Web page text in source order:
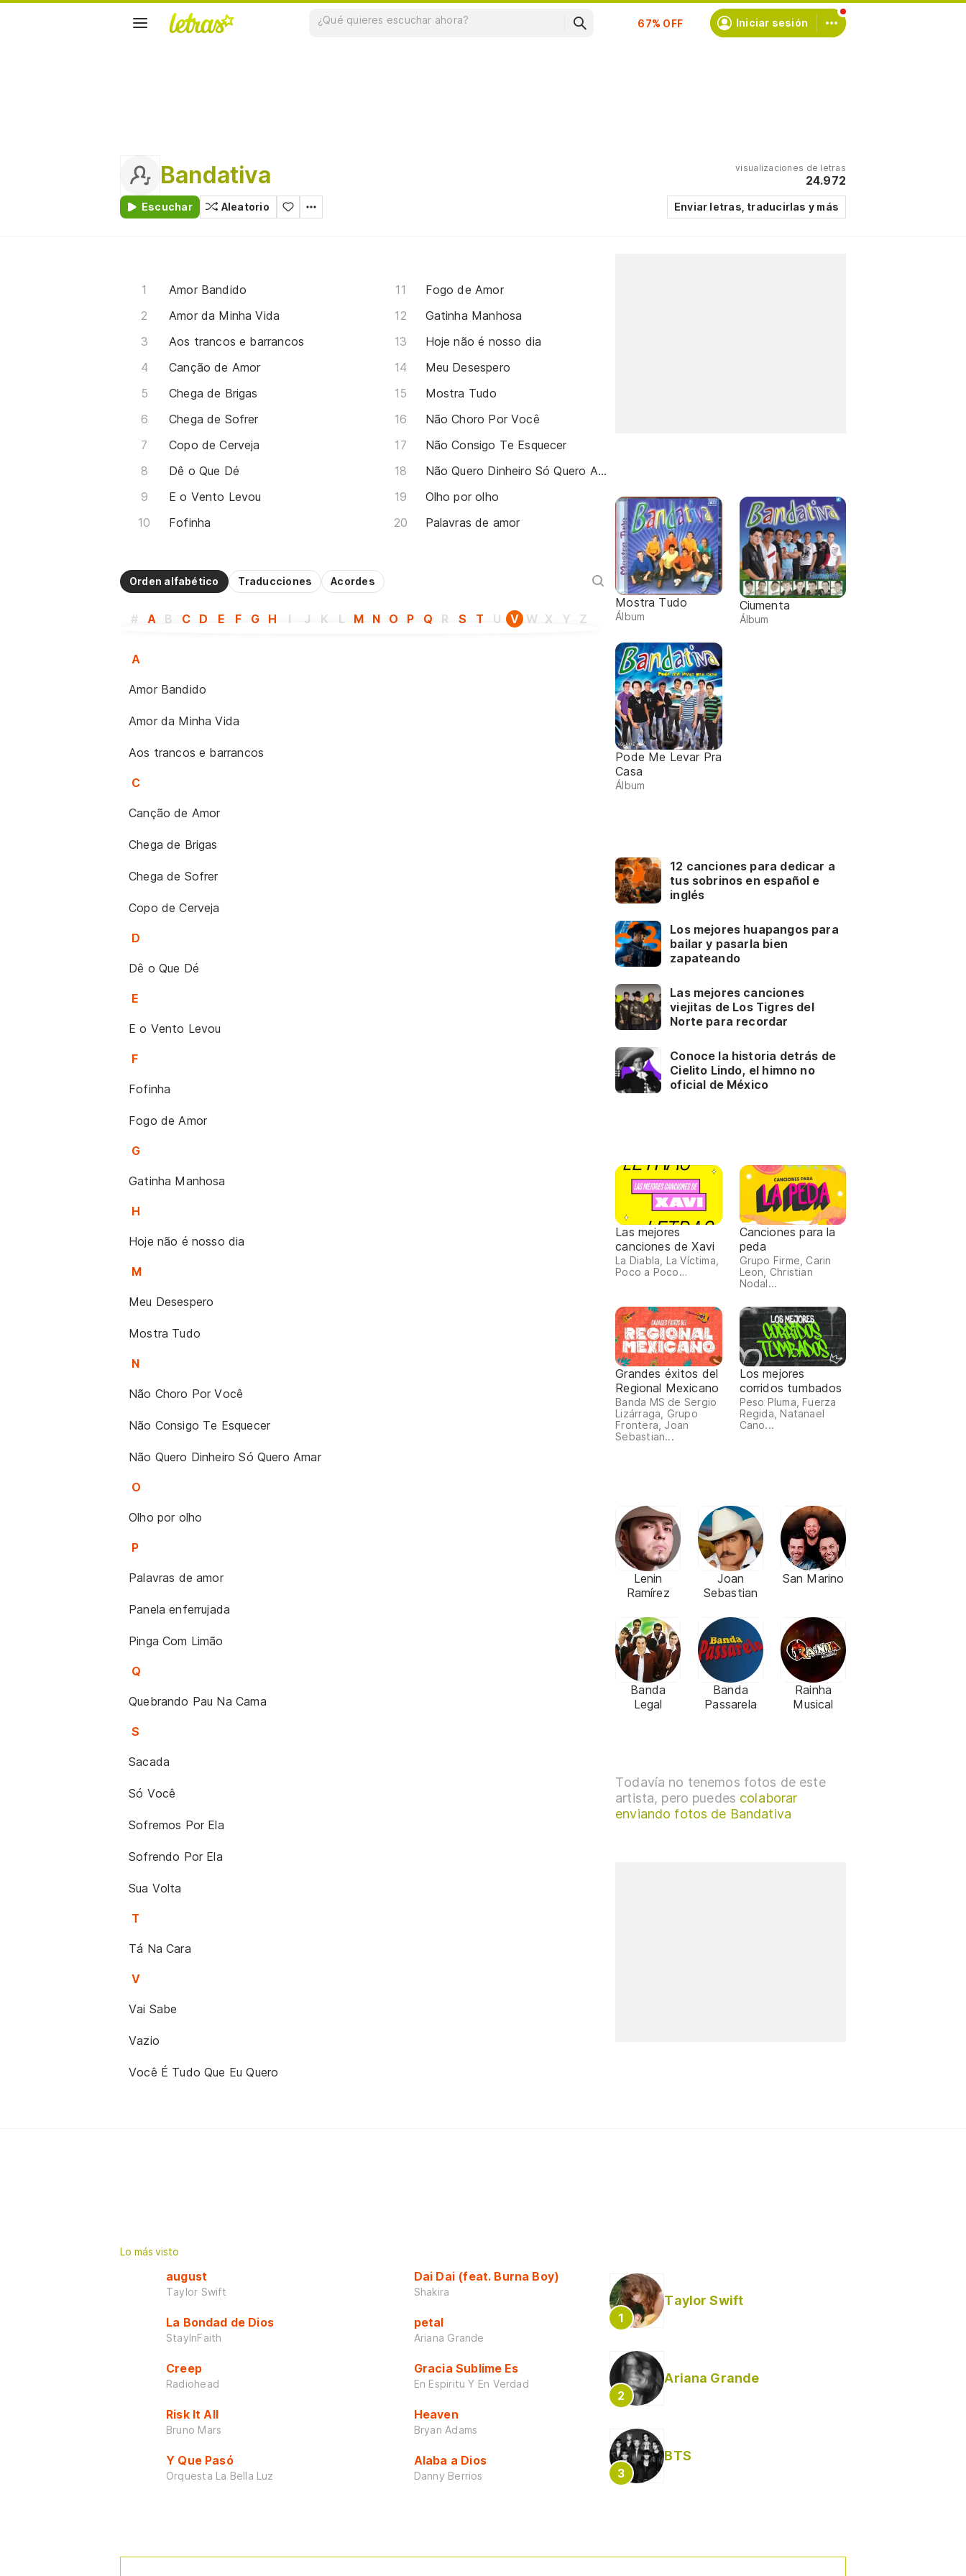
Suscríbete Iniciar sesión
Bandativa
Escuchar Aleatorio
visualizaciones de letras
24.972
Enviar letras, traducirlas y más
Amor Bandido
Amor da Minha Vida
Aos trancos e barrancos
Canção de Amor
Chega de Brigas
Chega de Sofrer
Copo de Cerveja
Dê o Que Dé
E o Vento Levou
Fofinha
Fogo de Amor
Gatinha Manhosa
Hoje não é nosso dia
Meu Desespero
Mostra Tudo
Não Choro Por Você
Não Consigo Te Esquecer
Não Quero Dinheiro Só Quero Amar
Olho por olho
Palavras de amor
Orden alfabético Traducciones Acordes
# A B C D E F G H I J K L M N O P Q R S T U V W X Y Z
A
Amor Bandido
Amor da Minha Vida
Aos trancos e barrancos
C
Canção de Amor
Chega de Brigas
Chega de Sofrer
Copo de Cerveja
D
Dê o Que Dé
E
E o Vento Levou
F
Fofinha
Fogo de Amor
G
Gatinha Manhosa
H
Hoje não é nosso dia
M
Meu Desespero
Mostra Tudo
N
Não Choro Por Você
Não Consigo Te Esquecer
Não Quero Dinheiro Só Quero Amar
O
Olho por olho
P
Palavras de amor
Panela enferrujada
Pinga Com Limão
Q
Quebrando Pau Na Cama
S
Sacada
Só Você
Sofremos Por Ela
Sofrendo Por Ela
Sua Volta
T
Tá Na Cara
V
Vai Sabe
Vazio
Você É Tudo Que Eu Quero
Mostra Tudo
Álbum
Ciumenta
Álbum
Pode Me Levar Pra
Casa
Álbum
12 canciones para dedicar a
tus sobrinos en español e
inglés
Los mejores huapangos para
bailar y pasarla bien
zapateando
Las mejores canciones
viejitas de Los Tigres del
Norte para recordar
Conoce la historia detrás de
Cielito Lindo, el himno no
oficial de México
Las mejores
canciones de Xavi
La Diabla, La Víctima,
Poco a Poco…
Canciones para la
peda
Grupo Firme, Carin
Leon, Christian
Nodal...
Grandes éxitos del
Regional Mexicano
Banda MS de Sergio
Lizárraga, Grupo
Frontera, Joan
Sebastian...
Los mejores
corridos tumbados
Peso Pluma, Fuerza
Regida, Natanael
Cano...
Lenin
Ramírez
Joan
Sebastian
San Marino
Banda
Legal
Banda
Passarela
Rainha
Musical
Todavía no tenemos fotos de este
artista, pero puedes colaborar
enviando fotos de Bandativa
Lo más visto
august
Taylor Swift
La Bondad de Dios
StayInFaith
Creep
Radiohead
Risk It All
Bruno Mars
Y Que Pasó
Orquesta La Bella Luz
Dai Dai (feat. Burna Boy)
Shakira
petal
Ariana Grande
Gracia Sublime Es
En Espiritu Y En Verdad
Heaven
Bryan Adams
Alaba a Dios
Danny Berrios
Taylor Swift
Ariana Grande
BTS